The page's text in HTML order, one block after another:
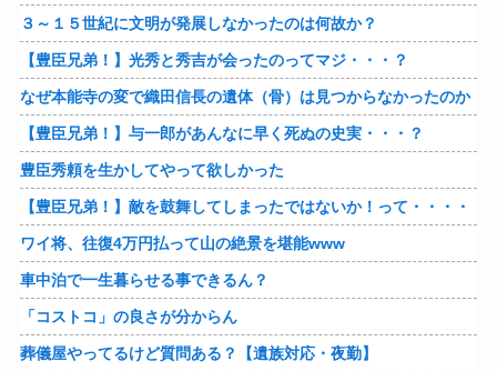
３～１５世紀に文明が発展しなかったのは何故か？
【豊臣兄弟！】光秀と秀吉が会ったのってマジ・・・？
なぜ本能寺の変で織田信長の遺体（骨）は見つからなかったのか
【豊臣兄弟！】与一郎があんなに早く死ぬの史実・・・？
豊臣秀頼を生かしてやって欲しかった
【豊臣兄弟！】敵を鼓舞してしまったではないか！って・・・・
ワイ将、往復4万円払って山の絶景を堪能www
車中泊で一生暮らせる事できるん？
「コストコ」の良さが分からん
葬儀屋やってるけど質問ある？【遺族対応・夜勤】